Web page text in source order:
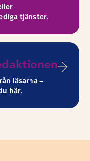
tjänster.
läsarna –
här.